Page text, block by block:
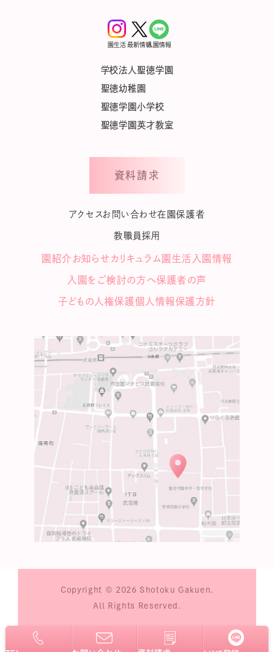
園生活 最新情報入園情報
学校法人聖徳学園
聖徳幼稚園
聖徳学園小学校
聖徳学園英才教室
アクセス お問い合わせ在園保護者
教職員採用
園紹介お知らせカリキュラム園生活 入園情報
入園をご検討の方へ保護者の声
子どもの人権保護個人情報保護方針
資料請求
Copyright © 2026 Shotoku Gakuen.
All Rights Reserved.